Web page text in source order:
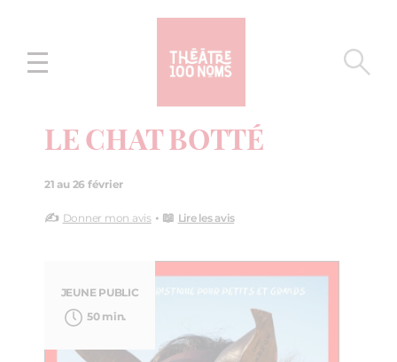
menu
LE CHAT BOTTÉ
21 au 26 février
✍️ Donner mon avis• 📖 Lire les avis
JEUNE PUBLIC
50 min.